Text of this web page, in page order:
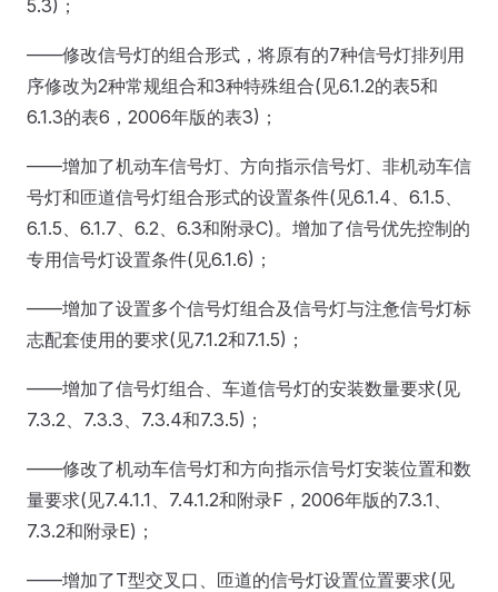
5.3)；
——修改信号灯的组合形式，将原有的7种信号灯排列用
序修改为2种常规组合和3种特殊组合(见6.1.2的表5和
6.1.3的表6，2006年版的表3)；
——增加了机动车信号灯、方向指示信号灯、非机动车信
号灯和匝道信号灯组合形式的设置条件(见6.1.4、6.1.5、
6.1.5、6.1.7、6.2、6.3和附录C)。增加了信号优先控制的
专用信号灯设置条件(见6.1.6)；
——增加了设置多个信号灯组合及信号灯与注惫信号灯标
志配套使用的要求(见7.1.2和7.1.5)；
——增加了信号灯组合、车道信号灯的安装数量要求(见
7.3.2、7.3.3、7.3.4和7.3.5)；
——修改了机动车信号灯和方向指示信号灯安装位置和数
量要求(见7.4.1.1、7.4.1.2和附录F，2006年版的7.3.1、
7.3.2和附录E)；
——增加了T型交叉口、匝道的信号灯设置位置要求(见